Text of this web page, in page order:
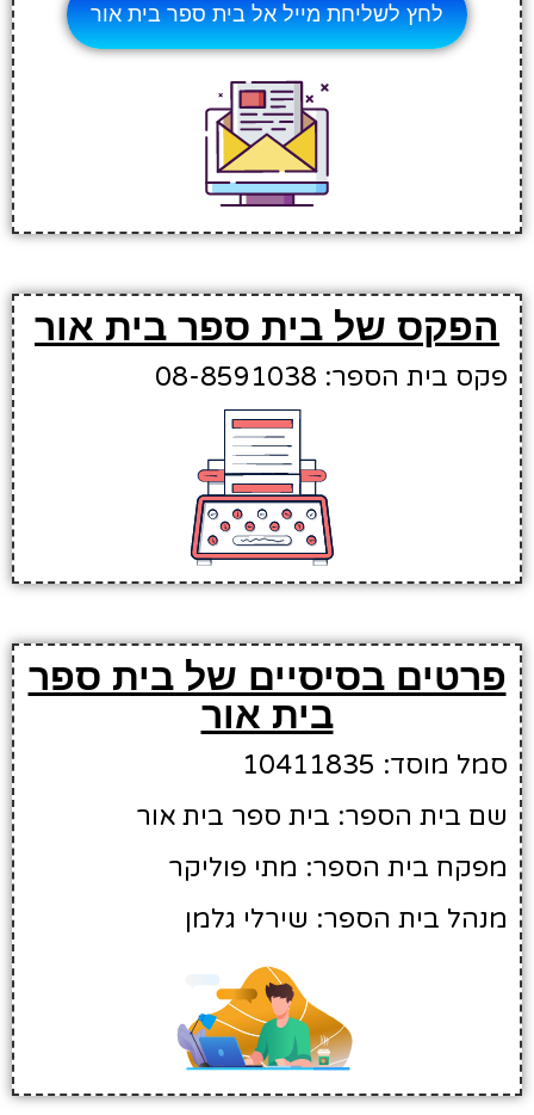
לחץ לשליחת מייל אל בית ספר בית אור
הפקס של בית ספר בית אור
פקס בית הספר: 08-8591038
פרטים בסיסיים של בית ספר
בית אור
סמל מוסד: 10411835
שם בית הספר: בית ספר בית אור
מפקח בית הספר: מתי פוליקר
מנהל בית הספר: שירלי גלמן